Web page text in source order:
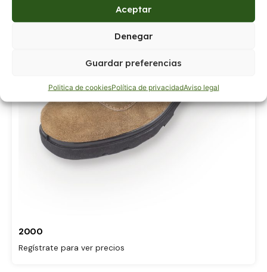
Aceptar
Denegar
Guardar preferencias
Politica de cookiesPolítica de privacidadAviso legal
2000
Regístrate para ver precios